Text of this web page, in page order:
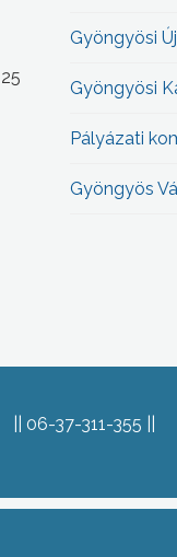
Gyöngyösi
Gyöngyösi
Pályázati
Gyöngyös
06-37-311-355